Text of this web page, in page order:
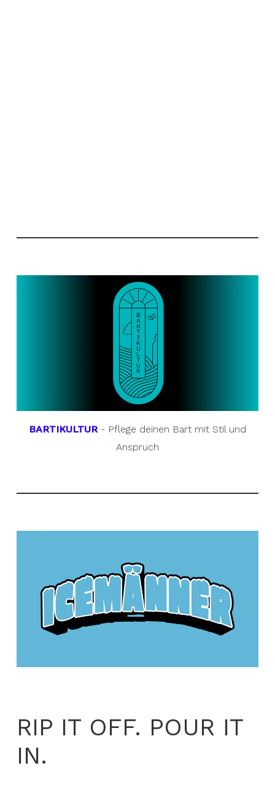
BARTIKULTUR- Pflege deinen Bart mit Stil und
Anspruch
RIP IT OFF. POUR IT
IN.